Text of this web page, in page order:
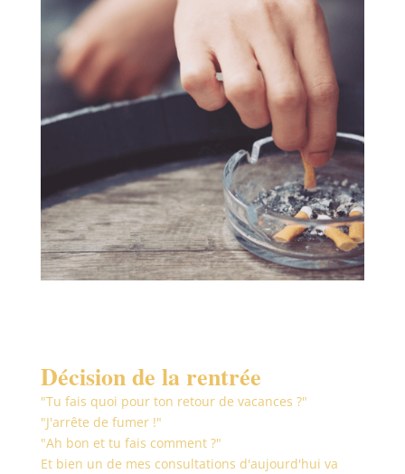
Décision de la rentrée
"Tu fais quoi pour ton retour de vacances ?"
"J'arrête de fumer !"
"Ah bon et tu fais comment ?"
Et bien un de mes consultations d'aujourd'hui va